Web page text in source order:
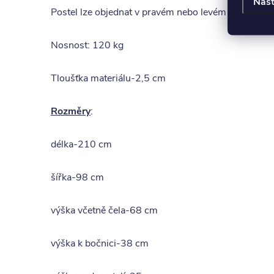
Postel lze objednat v pravém nebo levém
Nosnost: 120 kg
Tloušťka materiálu-2,5 cm
Rozměry:
délka-210 cm
šířka-98 cm
výška včetně čela-68 cm
výška k bočnici-38 cm